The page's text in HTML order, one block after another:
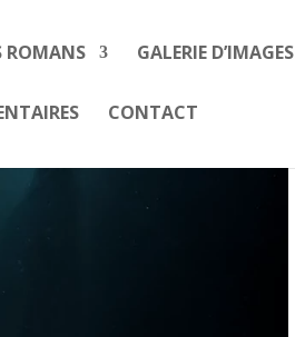
ROMANS GALERIE D’IMAGES
CONTACT